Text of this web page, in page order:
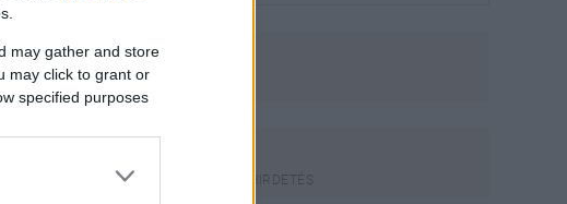
may gather and store
may click to grant or
specified purposes